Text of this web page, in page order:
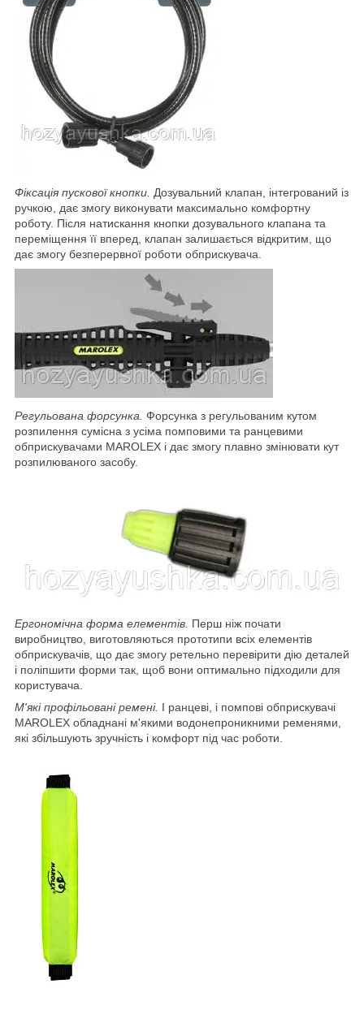
Фіксація пускової кнопки. Дозувальний клапан, інтегрований із
ручкою, дає змогу виконувати максимально комфортну
роботу. Після натискання кнопки дозувального клапана та
переміщення її вперед, клапан залишається відкритим, що
дає змогу безперервної роботи обприскувача.
Регульована форсунка. Форсунка з регульованим кутом
розпилення сумісна з усіма помповими та ранцевими
обприскувачами MAROLEX і дає змогу плавно змінювати кут
розпилюваного засобу.
Ергономічна форма елементів. Перш ніж почати
виробництво, виготовляються прототипи всіх елементів
обприскувачів, що дає змогу ретельно перевірити дію деталей
і поліпшити форми так, щоб вони оптимально підходили для
користувача.
М'які профільовані ремені. І ранцеві, і помпові обприскувачі
MAROLEX обладнані м'якими водонепроникними ременями,
які збільшують зручність і комфорт під час роботи.